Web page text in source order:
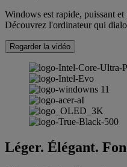
Windows est rapide, puissant et
Découvrez l'ordinateur qui
Regarder la vidéo
Léger. Élégant.